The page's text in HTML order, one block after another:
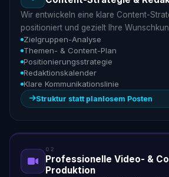
Wir entwickeln eine klare Content-
positioniert und gezielt Ihre
Zielgruppen-Analyse
Themen- & Content-Plan
Positionierungsstrategie
Redaktionskalender
Klare Kommunikationslinie
Struktur statt planlosem Posten
02
Professionelle Video- &
Produktion